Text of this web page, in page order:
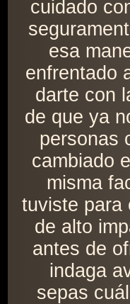
cuidado
esa
enfrentado
darte con
de que ya
personas
cambiado
misma
tuviste para
de alto
antes de
indaga
sepas